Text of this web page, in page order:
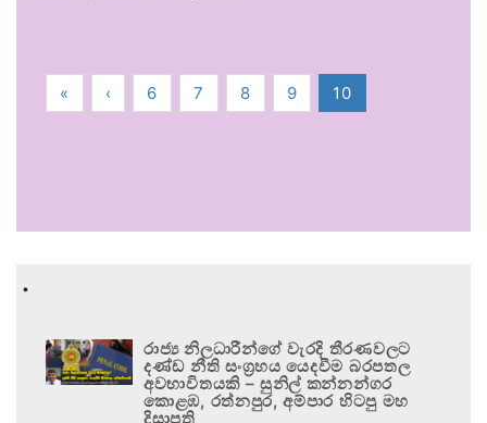
« ‹ 6 7 8 9 10
.
රාජ්‍ය නිලධාරීන්ගේ වැරදි තීරණවලට
දණ්ඩ නීති සංග්‍රහය යෙදවීම බරපතල
අවභාවිතයකි – සුනිල් කන්නන්ගර
කොළඹ, රත්නපුර, අම්පාර හිටපු මහ
දිසාපති